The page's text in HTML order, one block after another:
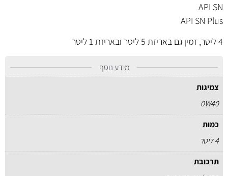
API SN
API SN Plus
4 ליטר, זמין גם באריזת
5 ליטר ובאריזת 1 ליטר
מידע נוסף
צמיגות
0W40
כמות
4 ליטר
תרכובת